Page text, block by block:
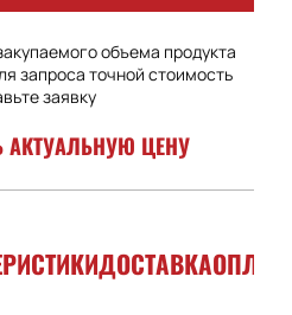
объема продукта
запроса точной стоимость
заявку
АКТУАЛЬНУЮ ЦЕНУ
ДОСТАВКА